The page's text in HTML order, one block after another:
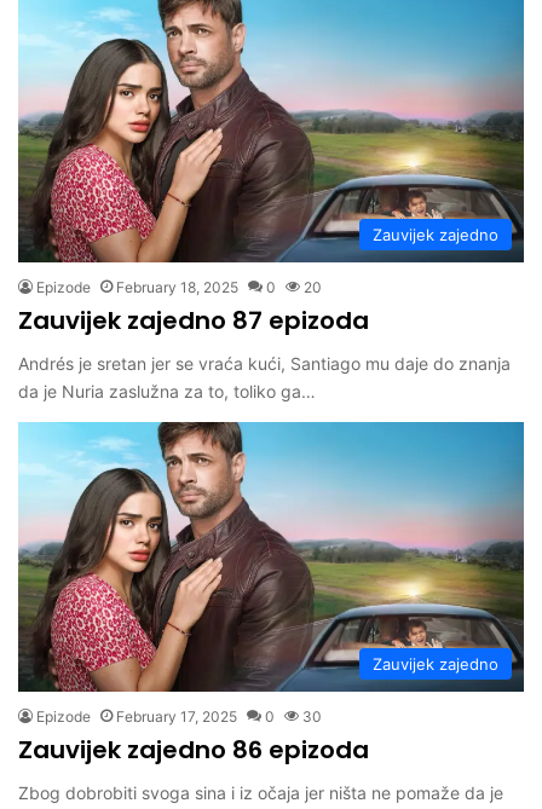
Zauvijek zajedno
Epizode February 18, 2025 0 20
Zauvijek zajedno 87 epizoda
Andrés je sretan jer se vraća kući, Santiago mu daje do znanja
da je Nuria zaslužna za to, toliko ga…
Zauvijek zajedno
Epizode February 17, 2025 0 30
Zauvijek zajedno 86 epizoda
Zbog dobrobiti svoga sina i iz očaja jer ništa ne pomaže da je